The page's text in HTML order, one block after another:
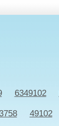
6349102
49102